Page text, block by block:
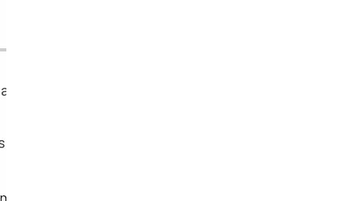
connu un développement économique
telles que